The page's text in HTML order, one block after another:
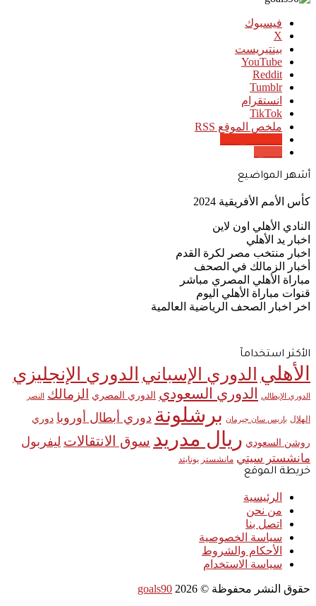
فيسبوك
‫X
بينتيريست
‫YouTube
انستقرام
‫TikTok
ملخص الموقع RSS
أشهر المواضيع
كأس الأمم الأفريقية 2024
النادي الأهلي اون لاين
اخبار يد الأهلي
اخبار منتخب مصر لكرة القدم
أخبار الزمالك في الصحف
مباراة الأهلي المصري مباشر
قنوات مباراة الأهلي اليوم
اخر اخبار الصحف الرياضية العالمية
الأكثر استخدامآ
الأهلي الدوري الإسباني الدوري الإنجليزي
الدوري الإيطالي الدوري السعودي الدوري المصري الزمالك النصر
الهلال باريس سان جيرمان برشلونة دوري أبطال أوروبا دوري
روشن السعودي ريال مدريد سوق الانتقالات ليفربول
مانشستر سيتي مانشستر يونايتد
خريطة الموقع
الرئيسية
من نحن
اتصل بنا
سياسة الخصوصية
الأحكام والشروط
سياسة الاستخدام
حقوق النشر محفوظة © goals90 2026